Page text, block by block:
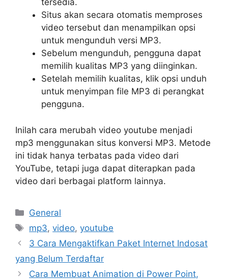
tersedia.
Situs akan secara otomatis memproses
video tersebut dan menampilkan opsi
untuk mengunduh versi MP3.
Sebelum mengunduh, pengguna dapat
memilih kualitas MP3 yang diinginkan.
Setelah memilih kualitas, klik opsi unduh
untuk menyimpan file MP3 di perangkat
pengguna.
Inilah cara merubah video youtube menjadi
mp3 menggunakan situs konversi MP3. Metode
ini tidak hanya terbatas pada video dari
YouTube, tetapi juga dapat diterapkan pada
video dari berbagai platform lainnya.
Categories
General
Tags
mp3,video,youtube
3 Cara Mengaktifkan Paket Internet Indosat
yang Belum Terdaftar
Cara Membuat Animation di Power Point,